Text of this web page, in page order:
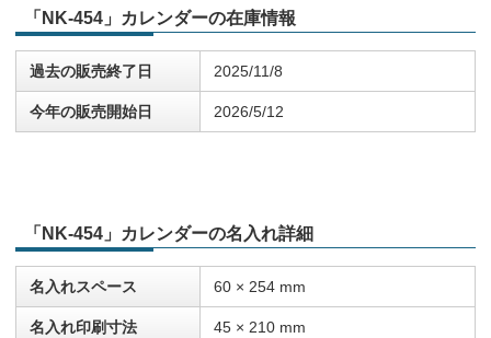
「NK-454」カレンダーの在庫情報
過去の販売終了日 2025/11/8
今年の販売開始日 2026/5/12
「NK-454」カレンダーの名入れ詳細
名入れスペース 60 × 254 mm
名入れ印刷寸法 45 × 210 mm